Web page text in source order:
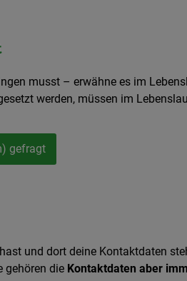
musst – erwähne es im
werden, müssen im
gefragt
und dort deine Kontaktdaten
gehören die Kontaktdaten aber